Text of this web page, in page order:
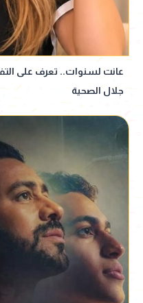
عانت لسنوات.. تعرف على
جلال الصحية